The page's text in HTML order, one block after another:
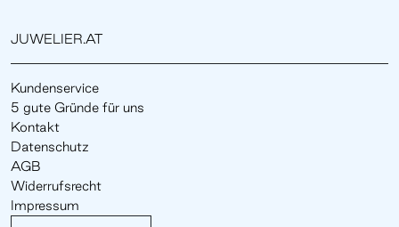
JUWELIER.AT
Kundenservice
5 gute Gründe für uns
Kontakt
Datenschutz
AGB
Widerrufsrecht
Impressum